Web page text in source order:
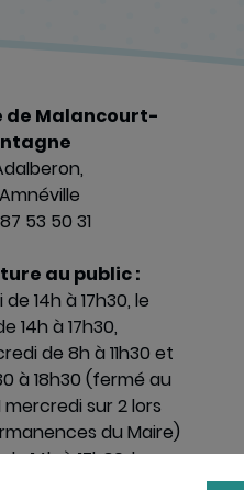
de Malancourt-
53 50 31
au public :
de 14h à 17h30, le
14h à 17h30,
de 8h à 11h30 et
à 18h30 (fermé au
mercredi sur 2 lors
du Maire)
14h à 17h30, le